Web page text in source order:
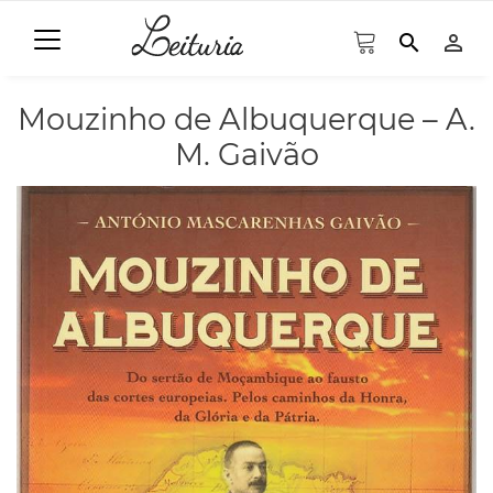
search person_outline
Mouzinho de Albuquerque – A.
M. Gaivão